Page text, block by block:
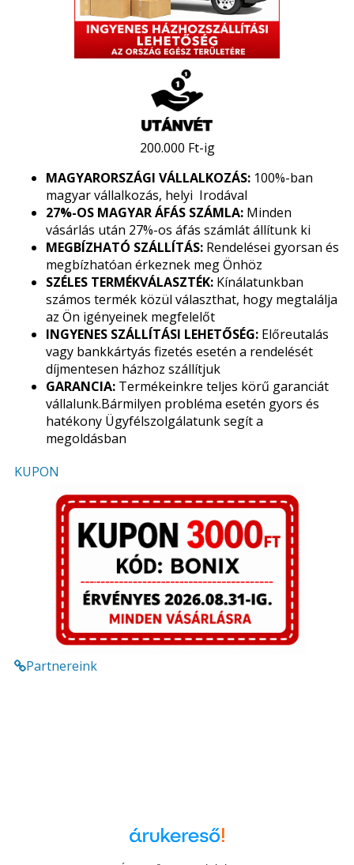
200.000 Ft-ig
MAGYARORSZÁGI VÁLLALKOZÁS: 100%-ban
magyar vállalkozás, helyi Irodával
27%-OS MAGYAR ÁFÁS SZÁMLA: Minden
vásárlás után 27%-os áfás számlát állítunk ki
MEGBÍZHATÓ SZÁLLÍTÁS: Rendelései gyorsan és
megbízhatóan érkeznek meg Önhöz
SZÉLES TERMÉKVÁLASZTÉK: Kínálatunkban
számos termék közül választhat, hogy megtalálja
az Ön igényeinek megfelelőt
INGYENES SZÁLLÍTÁSI LEHETŐSÉG: Előreutalás
vagy bankkártyás fizetés esetén a rendelését
díjmentesen házhoz szállítjuk
GARANCIA: Termékeinkre teljes körű garanciát
vállalunk.Bármilyen probléma esetén gyors és
hatékony Ügyfélszolgálatunk segít a
megoldásban
KUPON
Partnereink